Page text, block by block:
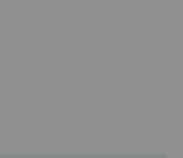
varia ușor culoarea sau